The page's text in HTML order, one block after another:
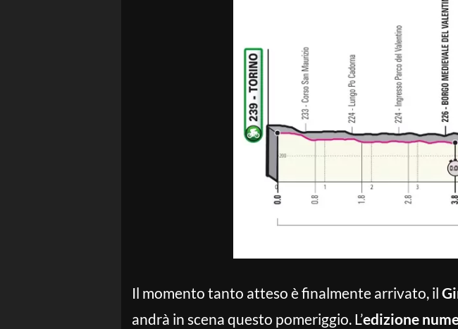
Il momento tanto atteso è finalmente arrivato, il
andrà in scena questo pomeriggio. L’edizione